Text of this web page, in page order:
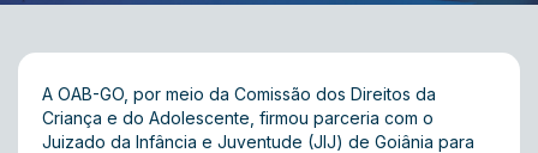
A OAB-GO, por meio da Comissão dos Direitos da
Criança e do Adolescente, firmou parceria com o
Juizado da Infância e Juventude (JIJ) de Goiânia para